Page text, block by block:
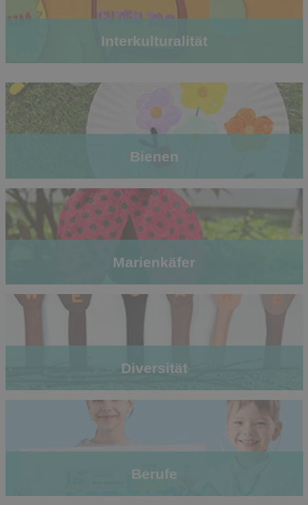
Interkulturalität
Bienen
Marienkäfer
Diversität
Berufe